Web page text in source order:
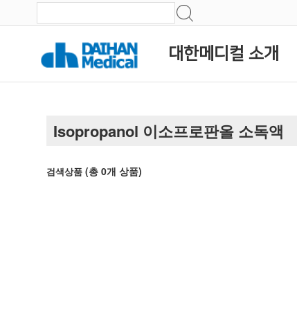
대한메디컬 소개
Isopropanol 이소프로판올 소독액
검색상품 (총0개 상품)